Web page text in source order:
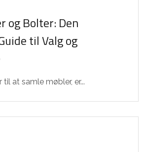
og Bolter: Den
til Valg og
at samle møbler, er...